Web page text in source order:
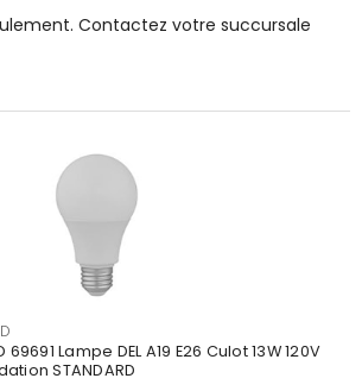
Contactez votre succursale
69691 Lampe DEL A19 E26 Culot 13W 120V
STANDARD